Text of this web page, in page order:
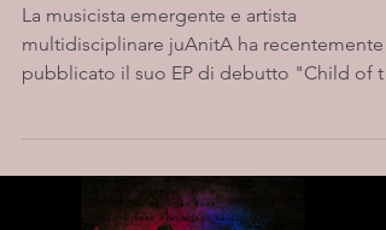
La musicista emergente e artista
multidisciplinare juAnitA ha recentemente
pubblicato il suo EP di debutto "Child of